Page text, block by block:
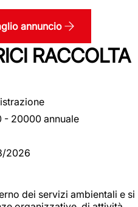
annuncio
RACCOLTA
- 20000 annuale
2026
dei servizi ambientali e si